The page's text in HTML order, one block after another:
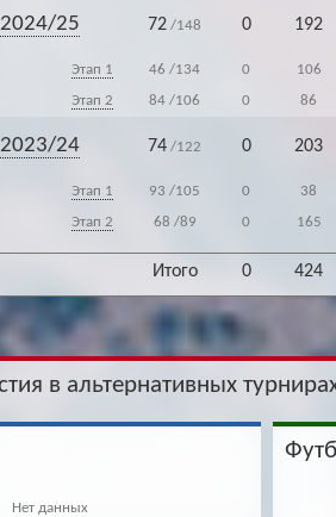
25 72 /148 0 192
Этап 1 46 /134 0
106
Этап 2
84 /106 0 86
24 74 /122 0 203
Этап 1 93 /105 0
38
Этап 2
68 /89 0 165
Итого 0 424
в альтернативных
Нет данных